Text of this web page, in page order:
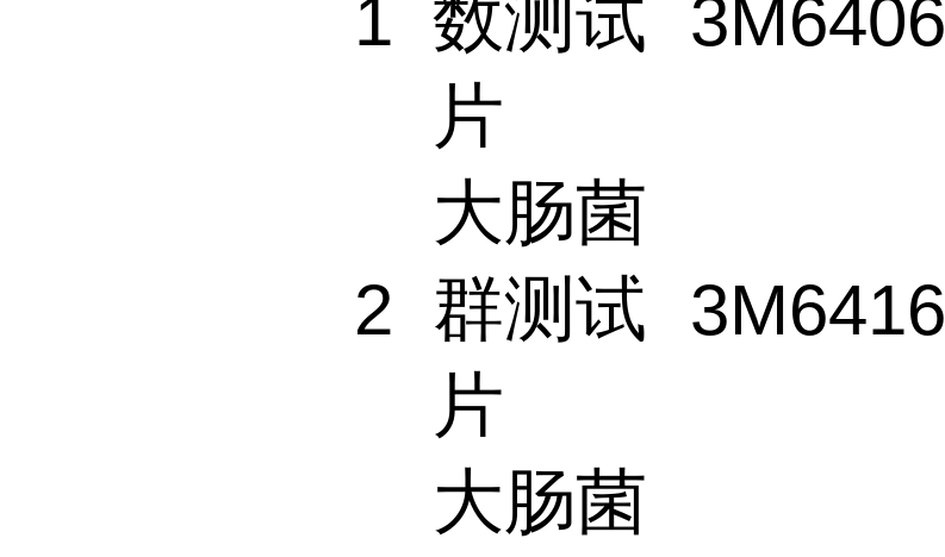
1 数测试
片
3M6406
2
大肠菌
群测试
片
3M6416
大肠菌